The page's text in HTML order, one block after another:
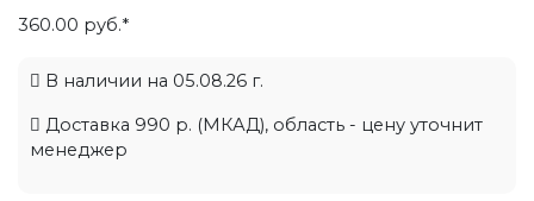
360.00 руб.*
В наличии на 05.08.26 г.
Доставка 990 р. (МКАД), область - цену уточнит
менеджер